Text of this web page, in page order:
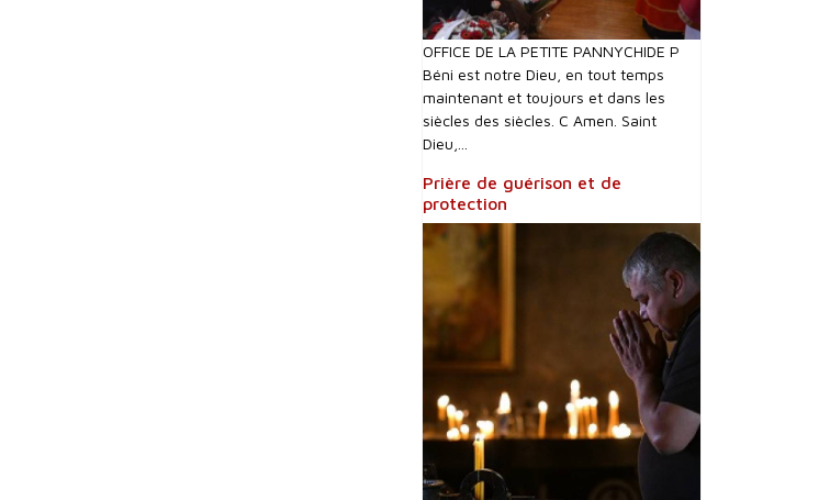
OFFICE DE LA PETITE PANNYCHIDE P
Béni est notre Dieu, en tout temps
maintenant et toujours et dans les
siècles des siècles. C Amen. Saint
Dieu,...
Prière de guérison et de
protection